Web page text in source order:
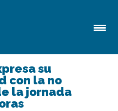
su
con la no
la jornada